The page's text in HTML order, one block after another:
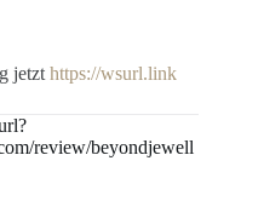
jetzt https://wsurl.link
review/beyondjewell